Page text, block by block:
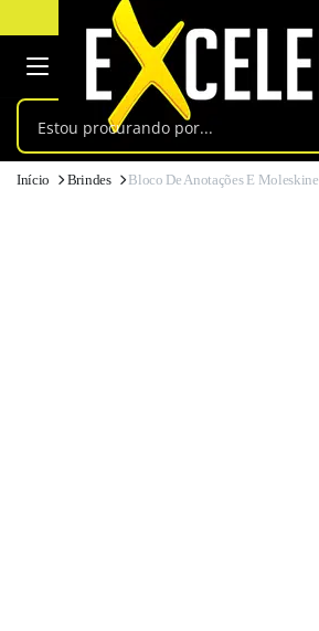
Os melhores preços e produtos,
Início Brindes Bloco De Anotações E Moleskine